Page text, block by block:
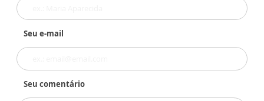
Seu e-mail
Seu comentário